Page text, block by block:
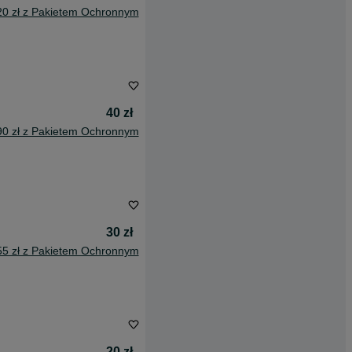
zł z Pakietem Ochronnym
40 zł
zł z Pakietem Ochronnym
30 zł
zł z Pakietem Ochronnym